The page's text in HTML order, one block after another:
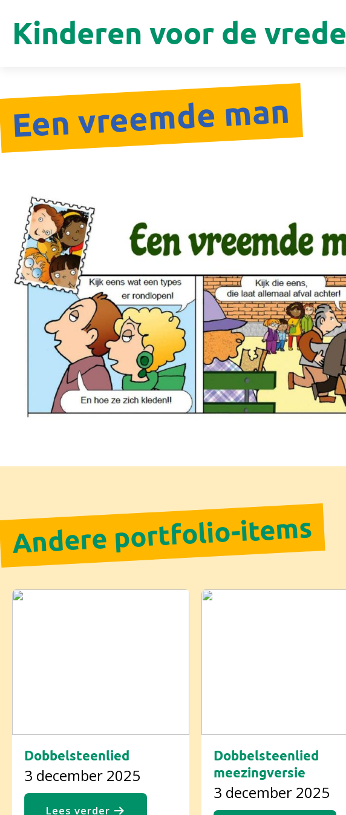
Kinderen voor de vrede
Een vreemde man
Andere portfolio-items
Dobbelsteenlied
3 december 2025
Lees verder
Dobbelsteenlied
meezingversie
3 december 2025